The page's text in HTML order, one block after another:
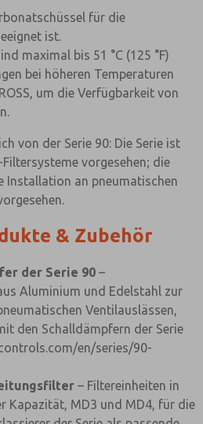
für die
ist.
maximal bis 51 °C (125 °F)
bei höheren Temperaturen
um die Verfügbarkeit von
von der Serie 90: Die Serie ist
vorgesehen; die
Installation an pneumatischen
& Zubehör
der Serie 90 –
Aluminium und Edelstahl zur
Ventilauslässen,
den Schalldämpfern der Serie
en/series/90-
– Filtereinheiten in
Kapazität, MD3 und MD4, für die